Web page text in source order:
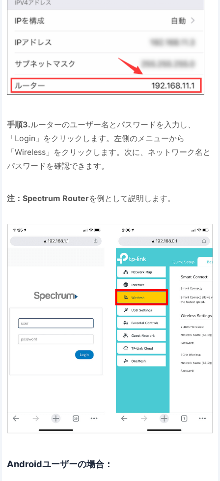
手順3.ルーターのユーザー名とパスワードを入力し、
「Login」をクリックします。左側のメニューから
「Wireless」をクリックします。次に、ネットワーク名と
パスワードを確認できます。
注：Spectrum Routerを例として説明します。
Androidユーザーの場合：